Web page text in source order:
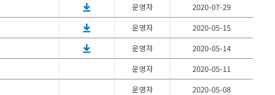
운영자
2020-07-29
운영자
2020-05-15
운영자
2020-05-14
운영자
2020-05-11
운영자
2020-05-08